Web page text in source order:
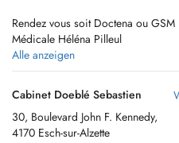
Rendez vous soit Doctena ou
Médicale Héléna Pilleul
Information complémentaire, voir
2 praticiens de santé pour vous
Alle anzeigen
Cabinet Doeblé Sebastien
30, Boulevard John F. Kennedy,
4170 Esch-sur-Alzette